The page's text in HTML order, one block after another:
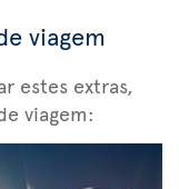
viagem
estes extras,
viagem: